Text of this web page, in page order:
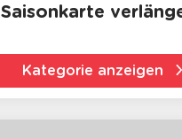
Saisonkarte
Kategorie anzeigen